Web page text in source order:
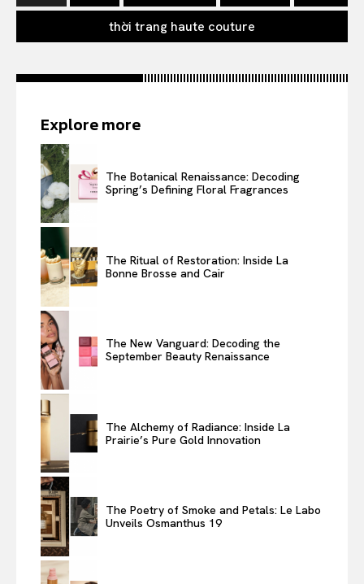
thời trang haute couture
Explore more
The Botanical Renaissance: Decoding
Spring’s Defining Floral Fragrances
The Ritual of Restoration: Inside La
Bonne Brosse and Cair
The New Vanguard: Decoding the
September Beauty Renaissance
The Alchemy of Radiance: Inside La
Prairie’s Pure Gold Innovation
The Poetry of Smoke and Petals: Le Labo
Unveils Osmanthus 19